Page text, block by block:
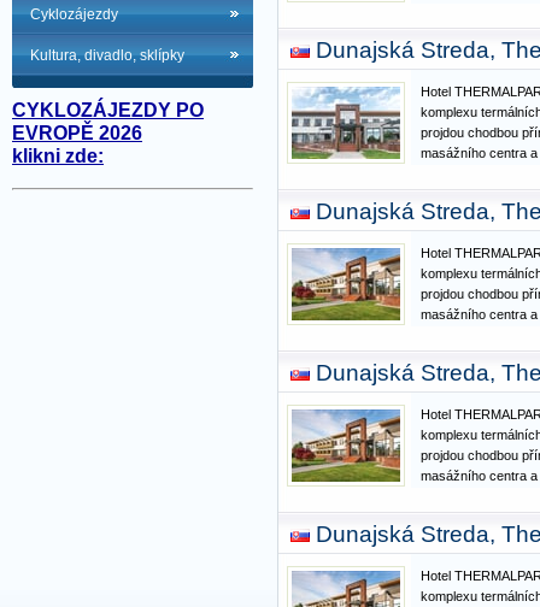
Cyklozájezdy
Kultura, divadlo, sklípky
CYKLOZÁJEZDY PO
EVROPĚ 2026
klikni zde:
venkovních
vodou. Bazénový
Dunajská Streda,
Hotel
komplexu
projdou chodbou
masážního centra
venkovních
vodou. Bazénový
Dunajská Streda,
Hotel
komplexu
projdou chodbou
masážního centra
venkovních
vodou. Bazénový
Dunajská Streda,
Hotel
komplexu
projdou chodbou
masážního centra
venkovních
vodou. Bazénový
Dunajská Streda,
Hotel
komplexu